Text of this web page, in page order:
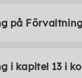
på
i kapitel 13 i